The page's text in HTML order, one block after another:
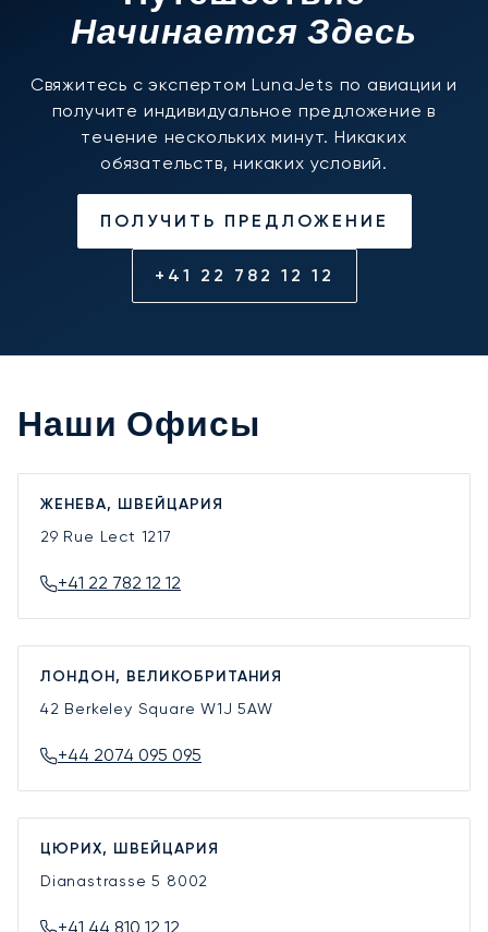
Начинается Здесь
Свяжитесь с экспертом LunaJets по авиации и
получите индивидуальное предложение в
течение нескольких минут. Никаких
обязательств, никаких условий.
ПОЛУЧИТЬ ПРЕДЛОЖЕНИЕ
+41 22 782 12 12
Наши Офисы
ЖЕНЕВА, ШВЕЙЦАРИЯ
29 Rue Lect 1217
+41 22 782 12 12
ЛОНДОН, ВЕЛИКОБРИТАНИЯ
42 Berkeley SquareW1J 5AW
+44 2074 095 095
ЦЮРИХ, ШВЕЙЦАРИЯ
Dianastrasse 5 8002
+41 44 810 12 12